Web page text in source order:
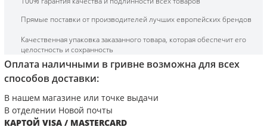
Прямые поставки от производителей лучших европейских брендов
Качественная упаковка заказанного товара, которая обеспечит его
целостность и сохранность
Оплата наличными в гривне возможна для всех
способов доставки:
В нашем магазине или точке выдачи
В отделении Новой почты
КАРТОЙ VISA / MASTERCARD